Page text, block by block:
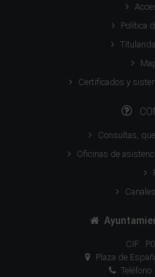
Política
Certificados y
Consultas,
Oficinas de
CIF:
Plaza de